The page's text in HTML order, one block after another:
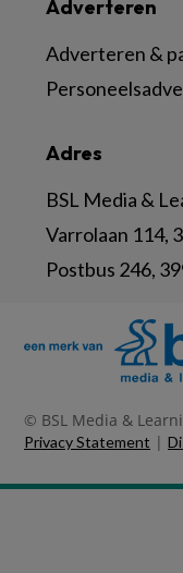
Adres
BSL Media &
Varrolaan 114,
Postbus 246,
Adverteren
Adverteren &
© BSL Media &
Privacy Statement |